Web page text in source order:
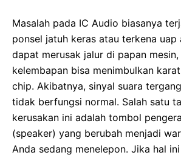
Masalah pada IC Audio biasanya
ponsel jatuh keras atau terkena uap
dapat merusak jalur di papan
kelembapan bisa menimbulkan
chip. Akibatnya, sinyal suara
tidak berfungsi normal. Salah satu
kerusakan ini adalah tombol
(speaker) yang berubah menjadi
Anda sedang menelepon. Jika hal